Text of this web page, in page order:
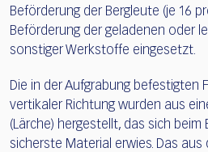
Beförderung der Bergleute (je 16
Beförderung der geladenen oder
sonstiger Werkstoffe eingesetzt.
Die in der Aufgrabung befestigten
vertikaler Richtung wurden aus
(Lärche) hergestellt, das sich beim
sicherste Material erwies. Das aus